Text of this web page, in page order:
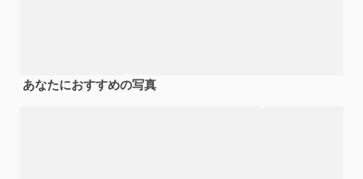
あなたにおすすめの写真